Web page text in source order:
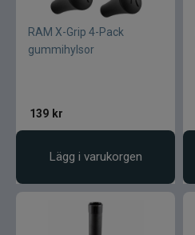
RAM X-Grip 4-Pack
gummihylsor
139 kr
Lägg i varukorgen